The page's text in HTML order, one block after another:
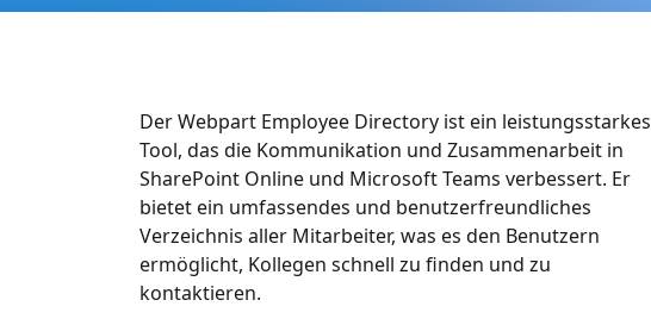
Der Webpart Employee Directory ist ein leistungsstarkes
Tool, das die Kommunikation und Zusammenarbeit in
SharePoint Online und Microsoft Teams verbessert. Er
bietet ein umfassendes und benutzerfreundliches
Verzeichnis aller Mitarbeiter, was es den Benutzern
ermöglicht, Kollegen schnell zu finden und zu
kontaktieren.